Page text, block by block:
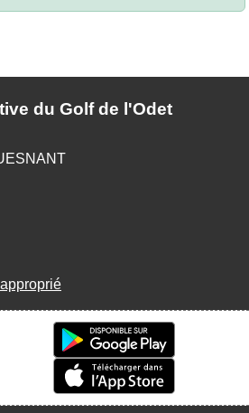
du Golf de l'Odet